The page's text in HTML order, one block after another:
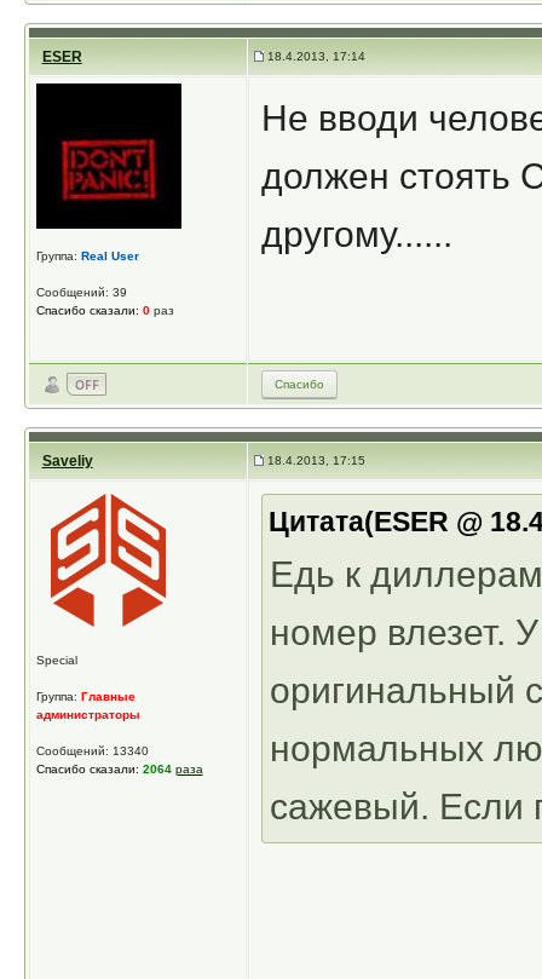
ESER 18.4.2013, 17:14
Группа: Real User
Сообщений: 39
Спасибо сказали: 0раз
Не вводи
должен стоять
другому......
Спасибо
Saveliy 18.4.2013, 17:15
Special
Группа: Главные
администраторы
Сообщений: 13340
Спасибо сказали: 2064 раза
Цитата(ESER @
Едь к
номер влезет.
оригинальный
нормальных
сажевый. Если